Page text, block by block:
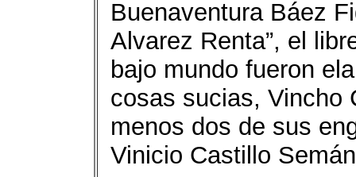
Buenaventura Báez
Alvarez Renta”, el
bajo mundo fueron
cosas sucias, Vincho
menos dos de sus
Vinicio Castillo